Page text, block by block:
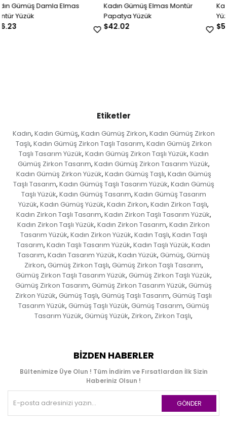
Kadın Gümüş Elmas Montür
Papatya Yüzük
$42.02
Kadın Gümüş Elmas Montür
Yüzük
$56.73
Etiketler
Kadın, Kadın Gümüş, Kadın Gümüş Zirkon, Kadın Gümüş Zirkon
Taşlı, Kadın Gümüş Zirkon Taşlı Tasarım, Kadın Gümüş Zirkon
Taşlı Tasarım Yüzük, Kadın Gümüş Zirkon Taşlı Yüzük, Kadın
Gümüş Zirkon Tasarım, Kadın Gümüş Zirkon Tasarım Yüzük,
Kadın Gümüş Zirkon Yüzük, Kadın Gümüş Taşlı, Kadın Gümüş
Taşlı Tasarım, Kadın Gümüş Taşlı Tasarım Yüzük, Kadın Gümüş
Taşlı Yüzük, Kadın Gümüş Tasarım, Kadın Gümüş Tasarım
Yüzük, Kadın Gümüş Yüzük, Kadın Zirkon, Kadın Zirkon Taşlı,
Kadın Zirkon Taşlı Tasarım, Kadın Zirkon Taşlı Tasarım Yüzük,
Kadın Zirkon Taşlı Yüzük, Kadın Zirkon Tasarım, Kadın Zirkon
Tasarım Yüzük, Kadın Zirkon Yüzük, Kadın Taşlı, Kadın Taşlı
Tasarım, Kadın Taşlı Tasarım Yüzük, Kadın Taşlı Yüzük, Kadın
Tasarım, Kadın Tasarım Yüzük, Kadın Yüzük, Gümüş, Gümüş
Zirkon, Gümüş Zirkon Taşlı, Gümüş Zirkon Taşlı Tasarım,
Gümüş Zirkon Taşlı Tasarım Yüzük, Gümüş Zirkon Taşlı Yüzük,
Gümüş Zirkon Tasarım, Gümüş Zirkon Tasarım Yüzük, Gümüş
Zirkon Yüzük, Gümüş Taşlı, Gümüş Taşlı Tasarım, Gümüş Taşlı
Tasarım Yüzük, Gümüş Taşlı Yüzük, Gümüş Tasarım, Gümüş
Tasarım Yüzük, Gümüş Yüzük, Zirkon, Zirkon Taşlı,
BIZDEN HABERLER
Bültenimize Üye Olun ! Tüm İndirim ve Fırsatlardan İlk Sizin
Haberiniz Olsun !
GÖNDER